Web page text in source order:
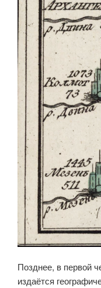
Позднее, в первой
издаётся